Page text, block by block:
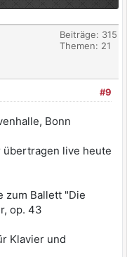
Beiträge: 315
Themen: 21
#9
Bonn
übertragen live heute
zum Ballett "Die
op. 43
Klavier und